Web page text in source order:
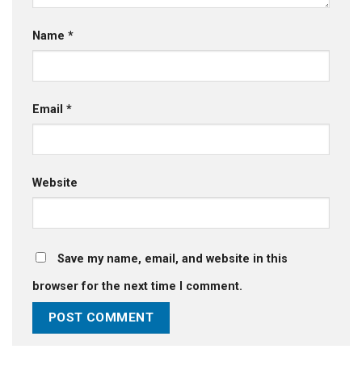
Name *
Email *
Website
Save my name, email, and website in this
browser for the next time I comment.